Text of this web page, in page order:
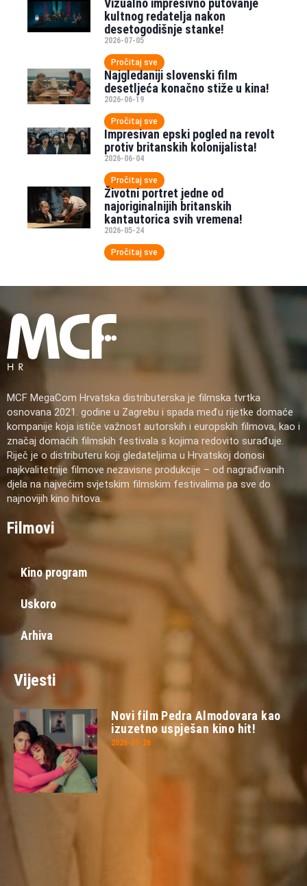
Vizualno impresivno putovanje
kultnog redatelja nakon
desetogodišnje stanke!
2026-07-05
Pročitaj sve
Najgledaniji slovenski film
desetljeća konačno stiže u kina!
2026-06-19
Pročitaj sve
Impresivan epski pogled na revolt
protiv britanskih kolonijalista!
2026-06-04
Pročitaj sve
Životni portret jedne od
najoriginalnijih britanskih
kantautorica svih vremena!
2026-05-24
Pročitaj sve
MCF MegaCom Hrvatska distributerska je filmska tvrtka
osnovana 2021. godine u Zagrebu i spada među rijetke domaće
kompanije koja ističe važnost autorskih i europskih filmova, kao i
značaj domaćih filmskih festivala s kojima redovito surađuje.
Riječ je o distributeru koji gledateljima u Hrvatskoj donosi
najkvalitetnije filmove nezavisne produkcije – od nagrađivanih
djela na najvećim svjetskim filmskim festivalima pa sve do
najnovijih kino hitova.
Filmovi
Kino program
Uskoro
Arhiva
Vijesti
Novi film Pedra Almodovara kao
izuzetno uspješan kino hit!
2026-07-26